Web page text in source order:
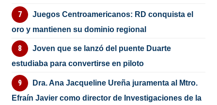
Juegos Centroamericanos: RD conquista el
oro y mantienen su dominio regional
Joven que se lanzó del puente Duarte
estudiaba para convertirse en piloto
Dra. Ana Jacqueline Ureña juramenta al Mtro.
Efraín Javier como director de Investigaciones de la